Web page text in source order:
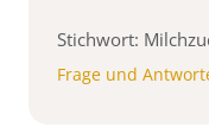
Stichwort:
Frage und